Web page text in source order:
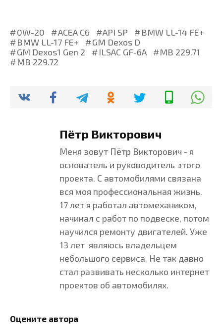
0W-20 ACEA C6 API SP
BMW LL-14 FE+
BMW LL-17 FE+
GM Dexos D
GM Dexos1 Gen 2
ILSAC GF-6A
MB 229.71
MB 229.72
Пётр Викторович
Меня зовут Пётр Викторович - я
основатель и руководитель этого
проекта. С автомобилями связана
вся моя профессиональная жизнь.
17 лет я работал автомехаником,
начинал с работ по подвеске, потом
научился ремонту двигателей. Уже
13 лет являюсь владельцем
небольшого сервиса. Не так давно
стал развивать несколько интернет
проектов об автомобилях.
Оцените автора